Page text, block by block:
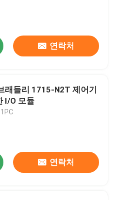
연락처
래들리 1715-N2T 제어기
I/O 모듈
연락처